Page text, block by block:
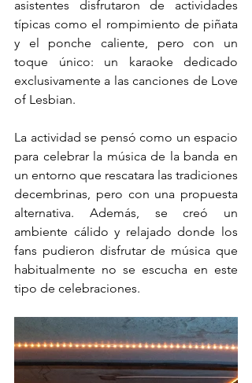
asistentes disfrutaron de actividades
típicas como el rompimiento de piñata
y el ponche caliente, pero con un
toque único: un karaoke dedicado
exclusivamente a las canciones de Love
of Lesbian.
La actividad se pensó como un espacio
para celebrar la música de la banda en
un entorno que rescatara las tradiciones
decembrinas, pero con una propuesta
alternativa. Además, se creó un
ambiente cálido y relajado donde los
fans pudieron disfrutar de música que
habitualmente no se escucha en este
tipo de celebraciones.